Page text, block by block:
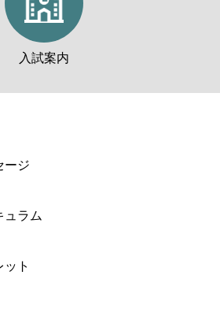
入試案内
ージ
ュラム
ト